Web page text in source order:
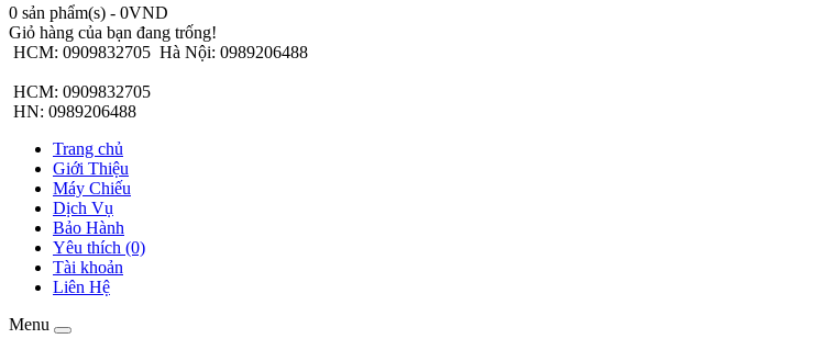
0 sản phẩm(s) - 0VND
Giỏ hàng của bạn đang trống!
HCM: 0909832705 Hà Nội: 0989206488
HCM: 0909832705
HN: 0989206488
Trang chủ
Giới Thiệu
Máy Chiếu
Dịch Vụ
Bảo Hành
Yêu thích (0)
Tài khoản
Liên Hệ
Menu